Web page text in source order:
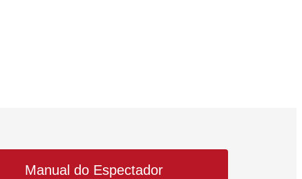
Manual do Espectador